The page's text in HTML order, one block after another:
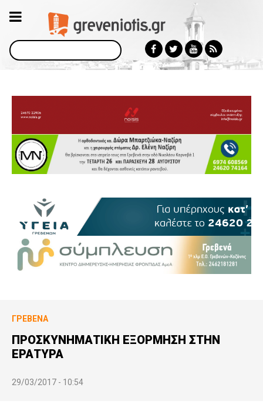
Αναζήτηση
ΓΡΕΒΕΝΆ
ΠΡΟΣΚΥΝΗΜΑΤΙΚΗ ΕΞΟΡΜΗΣΗ ΣΤΗΝ
ΕΡΑΤΥΡΑ
29/03/2017 - 10:54